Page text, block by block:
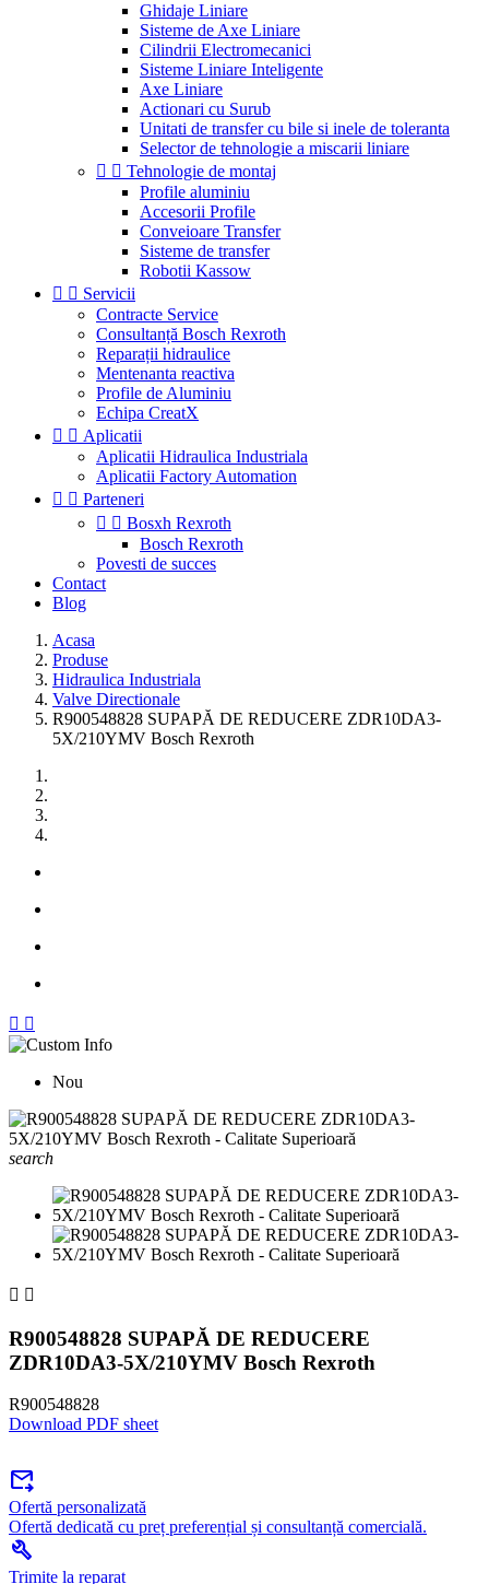
Ghidaje Liniare
Sisteme de Axe Liniare
Cilindrii Electromecanici
Sisteme Liniare Inteligente
Axe Liniare
Actionari cu Surub
Unitati de transfer cu bile si inele de toleranta
Selector de tehnologie a miscarii liniare
  Tehnologie de montaj
Profile aluminiu
Accesorii Profile
Conveioare Transfer
Sisteme de transfer
Robotii Kassow
  Servicii
Contracte Service
Consultanță Bosch Rexroth
Reparații hidraulice
Mentenanta reactiva
Profile de Aluminiu
Echipa CreatX
  Aplicatii
Aplicatii Hidraulica Industriala
Aplicatii Factory Automation
  Parteneri
  Bosxh Rexroth
Bosch Rexroth
Povesti de succes
Contact
Blog
Acasa
Produse
Hidraulica Industriala
Valve Directionale
R900548828 SUPAPĂ DE REDUCERE ZDR10DA3-
5X/210YMV Bosch Rexroth
 
Nou
search
 
R900548828 SUPAPĂ DE REDUCERE
ZDR10DA3-5X/210YMV Bosch Rexroth
R900548828
Download PDF sheet
forward_to_inbox
Ofertă personalizată
Ofertă dedicată cu preț preferențial și consultanță comercială.
build
Trimite la reparat